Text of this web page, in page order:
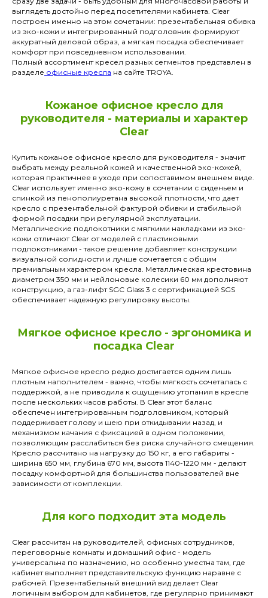
выглядеть достойно перед посетителями кабинета. Clear
построен именно на этом сочетании: презентабельная обивка
из эко-кожи и интегрированный подголовник формируют
аккуратный деловой образ, а мягкая посадка обеспечивает
комфорт при повседневном использовании.
Полный ассортимент кресел разных сегментов представлен в
разделе офисные кресла на сайте TROYA.
Кожаное офисное кресло для
руководителя - материалы и характер
Clear
Купить кожаное офисное кресло для руководителя - значит
выбрать между реальной кожей и качественной эко-кожей,
которая практичнее в уходе при сопоставимом внешнем виде.
Clear использует именно эко-кожу в сочетании с сиденьем и
спинкой из пенополиуретана высокой плотности, что дает
кресло с презентабельной фактурой обивки и стабильной
формой посадки при регулярной эксплуатации.
Металлические подлокотники с мягкими накладками из эко-
кожи отличают Clear от моделей с пластиковыми
подлокотниками - такое решение добавляет конструкции
визуальной солидности и лучше сочетается с общим
премиальным характером кресла. Металлическая крестовина
диаметром 350 мм и нейлоновые колесики 60 мм дополняют
конструкцию, а газ-лифт SGC Glass 3 с сертификацией SGS
обеспечивает надежную регулировку высоты.
Мягкое офисное кресло - эргономика и
посадка Clear
Мягкое офисное кресло редко достигается одним лишь
плотным наполнителем - важно, чтобы мягкость сочеталась с
поддержкой, а не приводила к ощущению утопания в кресле
после нескольких часов работы. В Clear этот баланс
обеспечен интегрированным подголовником, который
поддерживает голову и шею при откидывании назад, и
механизмом качания с фиксацией в одном положении,
позволяющим расслабиться без риска случайного смещения.
Кресло рассчитано на нагрузку до 150 кг, а его габариты -
ширина 650 мм, глубина 670 мм, высота 1140-1220 мм - делают
посадку комфортной для большинства пользователей вне
зависимости от комплекции.
Для кого подходит эта модель
Clear рассчитан на руководителей, офисных сотрудников,
переговорные комнаты и домашний офис - модель
универсальна по назначению, но особенно уместна там, где
кабинет выполняет представительскую функцию наравне с
рабочей. Презентабельный внешний вид делает Clear
логичным выбором для кабинетов, где регулярно принимают